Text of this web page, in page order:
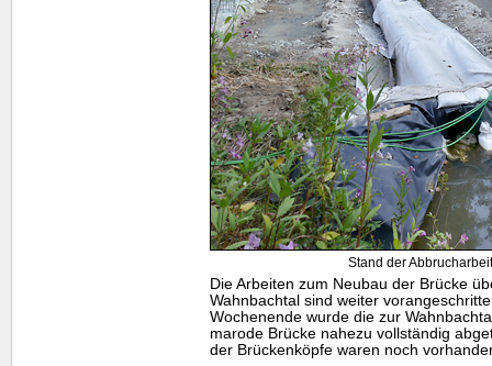
Stand der
Die Arbeiten zum Neubau der Brücke
Wahnbachtal sind weiter
Wochenende wurde die zur
marode Brücke nahezu vollständig
der Brückenköpfe waren noch